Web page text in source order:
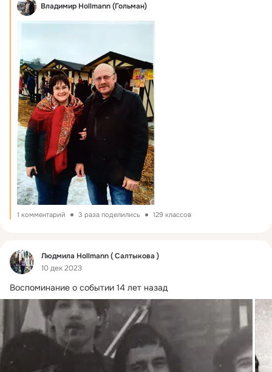
Владимир Hollmann (Гольман)
1 комментарий 3 раза поделились 129 классов
Фид
Людмила Hollmann ( Салтыкова )
10 дек 2023
Воспоминание о событии 14 лет назад